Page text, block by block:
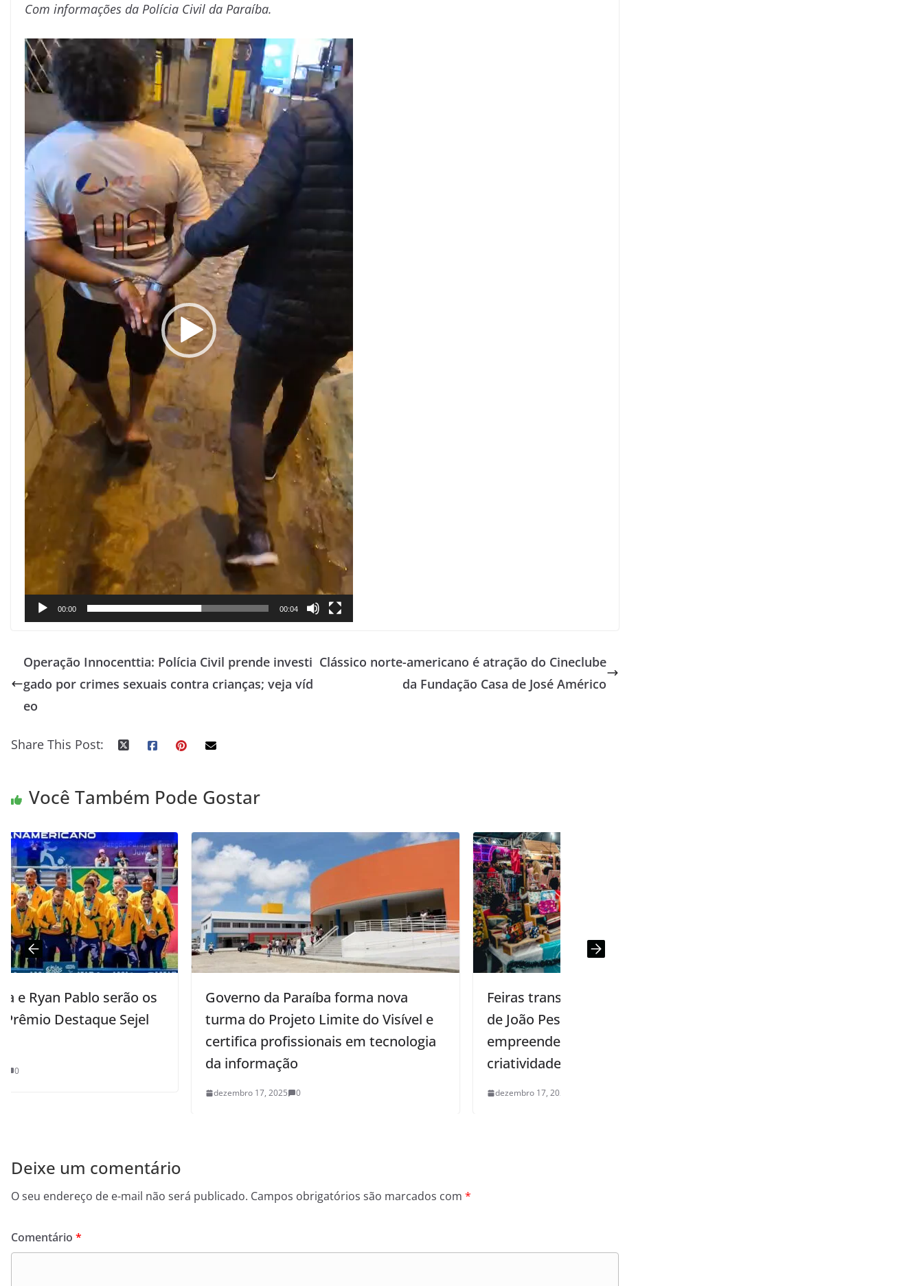
Com informações da Polícia Civil da Paraíba.
Tocador
de
vídeo
00:00 00:04
Operação Innocenttia: Polícia Civil prende investi
gado por crimes sexuais contra crianças; veja víd
eo
Clássico norte-americano é atração do Cineclube
da Fundação Casa de José Américo
Share This Post:
Você Também Pode Gostar
Governo da Paraíba forma nova
turma do Projeto Limite do Visível e
certifica profissionais em tecnologia
Feiras transformam espaços públicos
de João Pessoa em palcos de
empreendedorismo, renda e
Deixe um comentário
O seu endereço de e-mail não será publicado. Campos obrigatórios são marcados com *
Comentário *